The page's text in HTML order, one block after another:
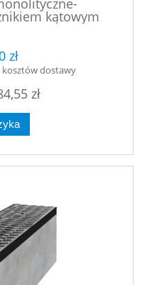
kątowym
mm
zł
kosztów dostawy
zł